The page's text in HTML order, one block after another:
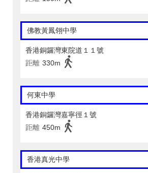
佛教黃鳳翎中學
香港銅鑼灣東院道１１號
距離 330m
何東中學
香港銅鑼灣嘉寧徑１號
距離 450m
香港真光中學